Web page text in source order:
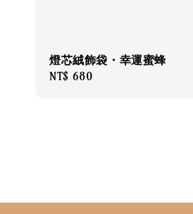
燈芯絨飾袋・幸運蜜蜂
Regular
NT$ 680